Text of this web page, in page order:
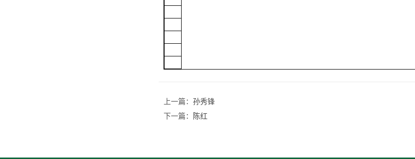
上一篇： 孙秀锋
下一篇：
陈红